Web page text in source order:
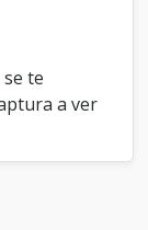
te
a ver